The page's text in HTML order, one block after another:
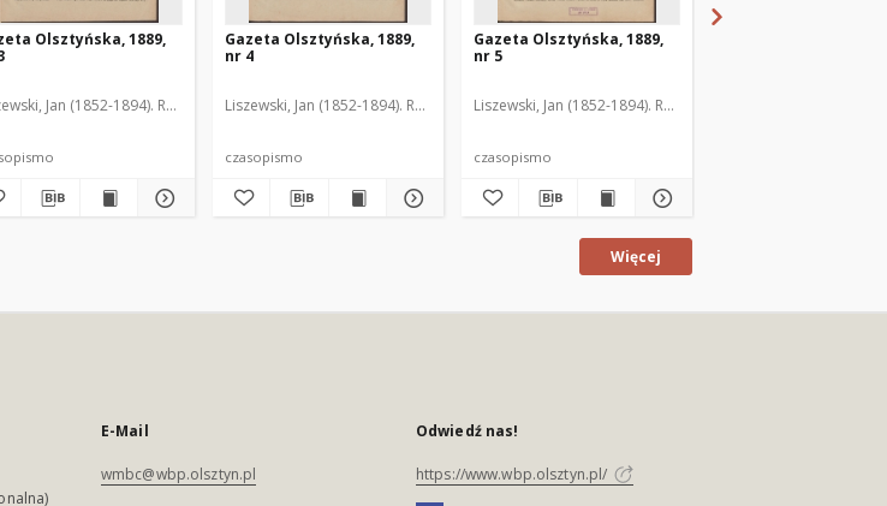
Olsztyńska, 1889,
Jan (1852-1894). Red.
Gazeta Olsztyńska, 1889,
nr 4
Liszewski, Jan (1852-1894). Red.
czasopismo
Gazeta Olsztyńska, 1889,
nr 5
Liszewski, Jan (1852-1894). Red.
czasopismo
Więcej
E-Mail
wmbc@wbp.olsztyn.pl
Odwiedź nas!
https://www.wbp.olsztyn.pl/